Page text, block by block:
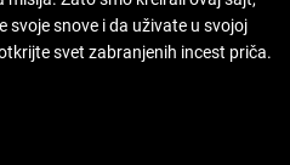
snove i da uživate u svojoj
svet zabranjenih incest priča.